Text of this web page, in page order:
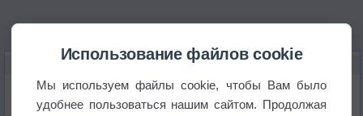
Космическая погода влияет на транспорт
Использование файлов cookie
Мы используем файлы cookie, чтобы Вам было
удобнее пользоваться нашим сайтом. Продолжая